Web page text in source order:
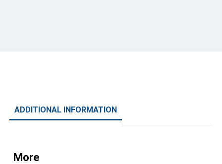
ADDITIONAL INFORMATION
More